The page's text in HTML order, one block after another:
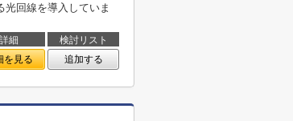
回線を導入していま
詳細
検討リスト
を見る 追加する